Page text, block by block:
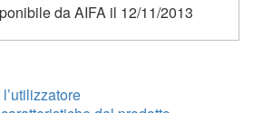
da AIFA il 12/11/2013